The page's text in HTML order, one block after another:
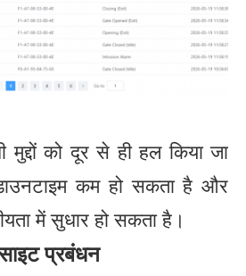
को दूर से ही हल किया जा
कम हो सकता है और
में सुधार हो सकता है।
प्रबंधन